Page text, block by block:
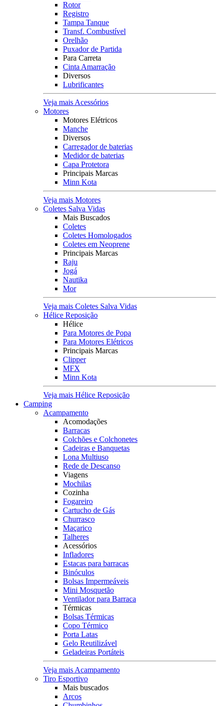
Rotor
Registro
Tampa Tanque
Transf. Combustível
Orelhão
Puxador de Partida
Para Carreta
Cinta Amarração
Diversos
Lubrificantes
Veja mais Acessórios
Motores
Motores Elétricos
Manche
Diversos
Carregador de baterias
Medidor de baterias
Capa Protetora
Principais Marcas
Minn Kota
Veja mais Motores
Coletes Salva Vidas
Mais Buscados
Coletes
Coletes Homologados
Coletes em Neoprene
Principais Marcas
Raju
Jogá
Nautika
Mor
Veja mais Coletes Salva Vidas
Hélice Reposição
Hélice
Para Motores de Popa
Para Motores Elétricos
Principais Marcas
Clipper
MFX
Minn Kota
Veja mais Hélice Reposição
Camping
Acampamento
Acomodações
Barracas
Colchões e Colchonetes
Cadeiras e Banquetas
Lona Multiuso
Rede de Descanso
Viagens
Mochilas
Cozinha
Fogareiro
Cartucho de Gás
Churrasco
Maçarico
Talheres
Acessórios
Infladores
Estacas para barracas
Binóculos
Bolsas Impermeáveis
Mini Mosquetão
Ventilador para Barraca
Térmicas
Bolsas Térmicas
Copo Térmico
Porta Latas
Gelo Reutilizável
Geladeiras Portáteis
Veja mais Acampamento
Tiro Esportivo
Mais buscados
Arcos